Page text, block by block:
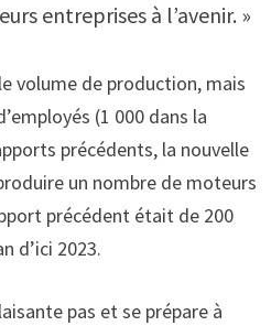
entreprises à l’avenir. »
volume de production, mais
(1 000 dans la
précédents, la nouvelle
un nombre de moteurs
précédent était de 200
d’ici 2023.
pas et se prépare à